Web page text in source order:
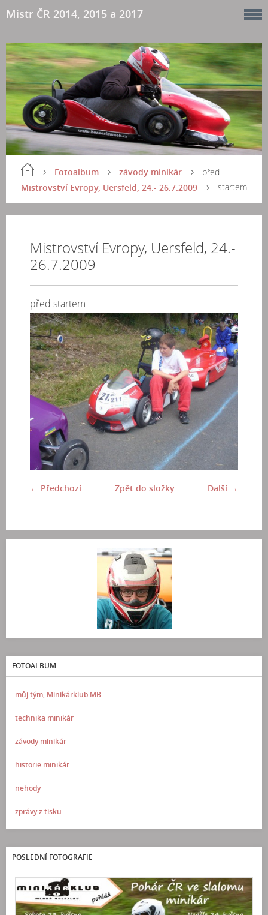
Mistr ČR 2014, 2015 a 2017
Fotoalbum
závody minikár
Mistrovství Evropy, Uersfeld, 24.- 26.7.2009
před
startem
Mistrovství Evropy, Uersfeld, 24.-
26.7.2009
před startem
← Předchozí Další →
Zpět do složky
FOTOALBUM
můj tým, Minikárklub MB
technika minikár
závody minikár
historie minikár
nehody
zprávy z tisku
POSLEDNÍ FOTOGRAFIE